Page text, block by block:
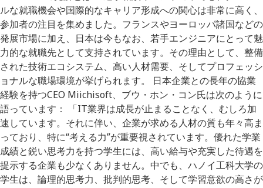
ルな就職機会や国際的なキャリア形成への関心は非常に高く、
参加者の注目を集めました。フランスやヨーロッパ諸国などの
発展市場に加え、日本は今もなお、若手エンジニアにとって魅
力的な就職先として支持されています。その理由として、整備
された技術エコシステム、高い人材需要、そしてプロフェッシ
ョナルな職場環境が挙げられます。 日本企業との長年の協業
経験を持つCEO Miichisoft、ブウ・ホン・コン氏は次のように
語っています： 「IT業界は成長が止まることなく、むしろ加
速しています。それに伴い、企業が求める人材の質も年々高ま
っており、特に“考える力”が重要視されています。優れた学業
成績と鋭い思考力を持つ学生には、高い給与や充実した待遇を
提示する企業も少なくありません。中でも、ハノイ工科大学の
学生は、論理的思考力、批判的思考、そして学習意欲の高さが